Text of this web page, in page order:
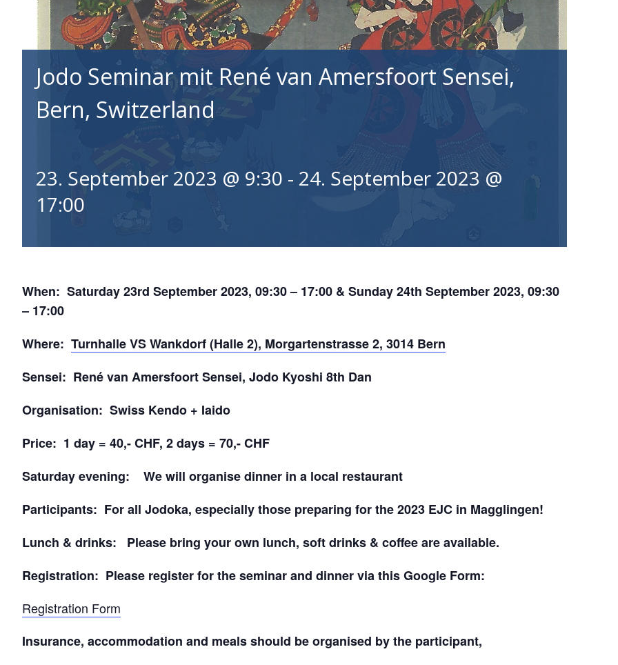
Jodo Seminar mit René van Amersfoort Sensei,
Bern, Switzerland
23. September 2023 @ 9:30 - 24. September 2023 @
17:00
When: Saturday 23rd September 2023, 09:30 – 17:00 &Sunday 24th September 2023, 09:30
– 17:00
Where: Turnhalle VS Wankdorf (Halle 2), Morgartenstrasse 2, 3014 Bern
Sensei: René van Amersfoort Sensei, Jodo Kyoshi 8th Dan
Organisation: Swiss Kendo + Iaido
Price: 1 day = 40,- CHF, 2 days = 70,- CHF
Saturday evening: We will organise dinner in a local restaurant
Participants: For all Jodoka, especially those preparing for the 2023 EJC in Magglingen!
Lunch & drinks: Please bring your own lunch, soft drinks & coffee are available.
Registration: Please register for the seminar and dinner via this Google Form:
Registration Form
Insurance, accommodation and meals should be organised by the participant,